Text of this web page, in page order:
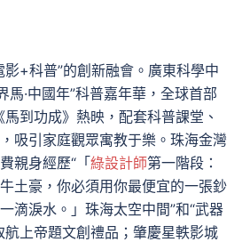
影+科普”的創新融會。廣東科學中
馬·中國年”科普嘉年華，全球首部
到功成》熱映，配套科普課堂、
吸引家庭觀眾寓教于樂。珠海金灣
親身經歷“「綠設計師第一階段：
土豪，你必須用你最便宜的一張鈔
滴淚水。」珠海太空中間”和“武器
航上帝題文創禮品；肇慶星軼影城